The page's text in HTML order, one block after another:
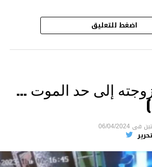
اضغط للتعليق
إلى حد الموت …
فى 06/04/2024